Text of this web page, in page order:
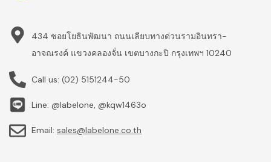
434 ซอยโยธินพัฒนา ถนนเลียบทางด่วนรามอินทรา-
อาจณรงค์ แขวงคลองจั่น เขตบางกะปิ กรุงเทพฯ 10240
Call us: (02) 5151244-50
Line: @labelone, @kqw1463o
Email: sales@labelone.co.th